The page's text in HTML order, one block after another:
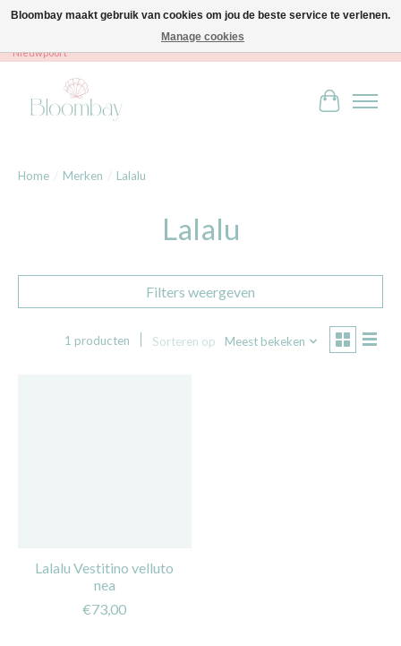
Bloombay - Babies & Kids - Bali home & interior - Robert Orlentpromenade 9A -
Nieuwpoort
Home / Merken / Lalalu
Lalalu
Filters weergeven
1 producten Sorteren op Meest bekeken
Lalalu Vestitino velluto
nea
€73,00
Bloombay maakt gebruik van cookies om jou de beste service te verlenen.
Manage cookies